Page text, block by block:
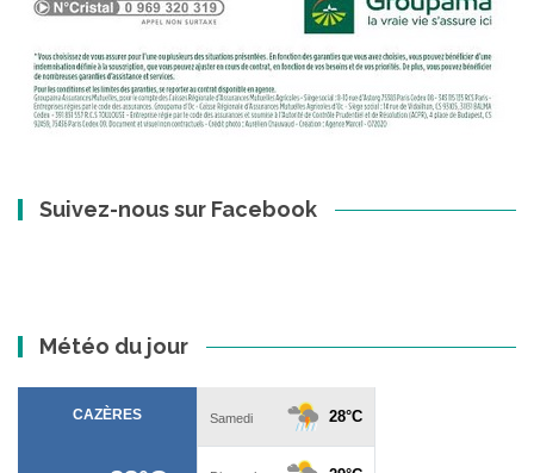
Suivez-nous sur Facebook
Météo du jour